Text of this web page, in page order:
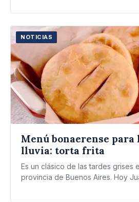
NOTICIAS
Menú bonaerense para
lluvia: torta frita
Es un clásico de las tardes grises
provincia de Buenos Aires. Hoy